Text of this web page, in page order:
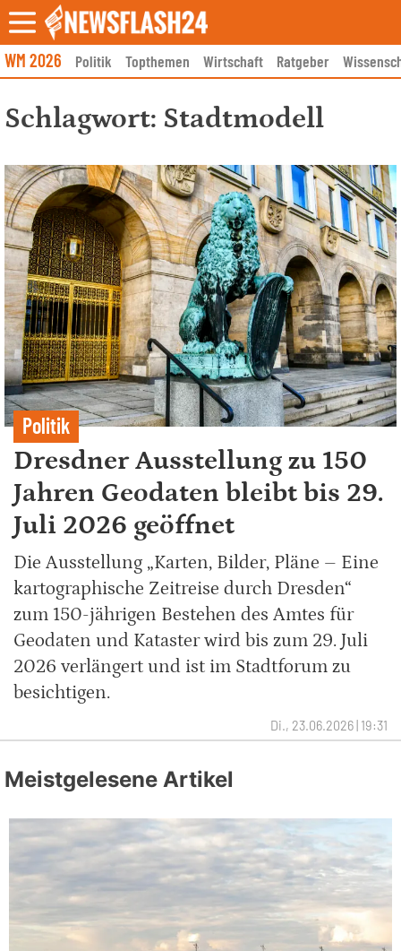
Skip
to
content
WM 2026 Politik Topthemen Wirtschaft Ratgeber
Schlagwort: Stadtmodell
Politik
Dresdner Ausstellung zu 150
Jahren Geodaten bleibt bis 29.
Juli 2026 geöffnet
Die Ausstellung „Karten, Bilder, Pläne – Eine
kartographische Zeitreise durch Dresden“
zum 150-jährigen Bestehen des Amtes für
Geodaten und Kataster wird bis zum 29. Juli
2026 verlängert und ist im Stadtforum zu
besichtigen.
Di., 23.06.2026 | 19:31
Meistgelesene Artikel